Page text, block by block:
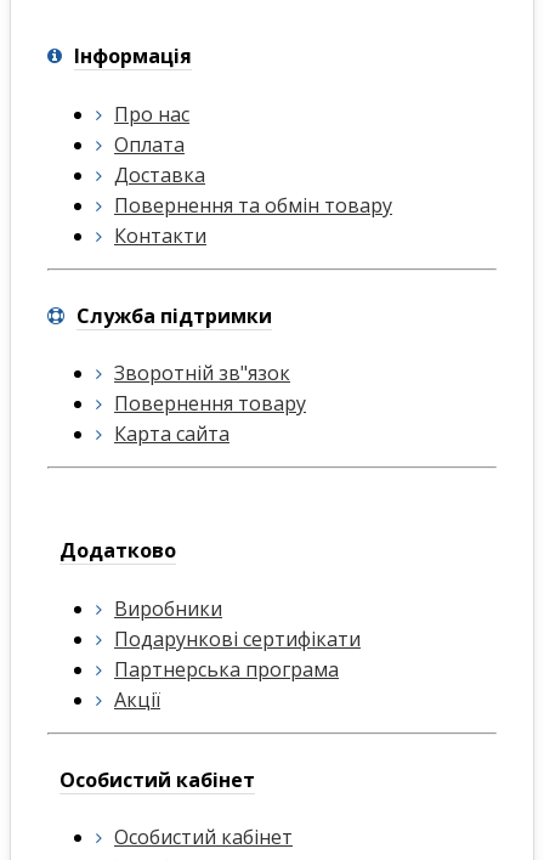
Інформація
Про нас
Оплата
Доставка
Повернення та обмін товару
Контакти
Служба підтримки
Зворотній зв"язок
Повернення товару
Карта сайта
Додатково
Виробники
Подарункові сертифікати
Партнерська програма
Акції
Особистий кабінет
Особистий кабінет